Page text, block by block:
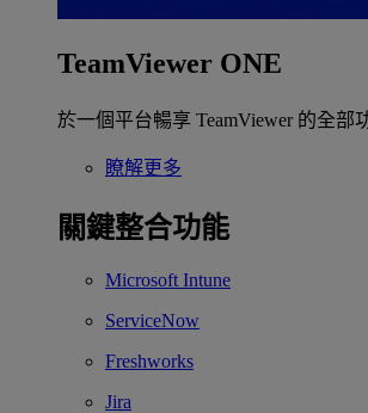
TeamViewer ONE
於一個平台暢享 TeamViewer 的全部
瞭解更多
關鍵整合功能
Microsoft Intune
ServiceNow
Freshworks
Jira